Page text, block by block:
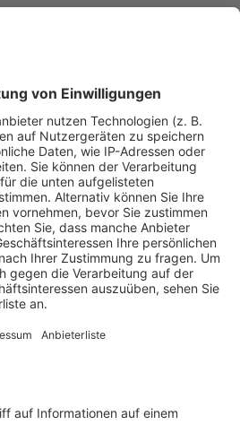
wären wohl nicht viele
gemacht und den Song
Der elektronische
Lyric-Video
sehr entspannt und
man es sich schon gedacht
Chances erster Song seit
The Moon"-Albums in
um den YouTube
zu laden!